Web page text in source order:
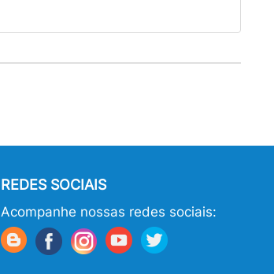
REDES SOCIAIS
Acompanhe nossas redes sociais: